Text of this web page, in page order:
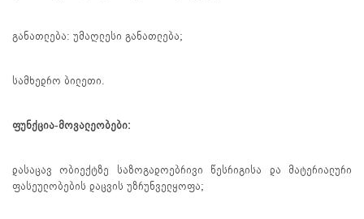
განათლება: უმაღლესი განათლება;
სამხედრო ბილეთი.
ფუნქცია-მოვალეობები:
დასაცავ ობიექტზე საზოგადოებრივი წესრიგისა და მატერიალური
ფასეულობების დაცვის უზრუნველყოფა;